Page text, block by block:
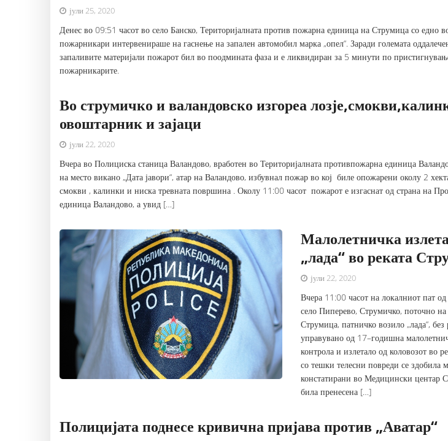
јули 25, 2020
Денес во 09:51 часот во село Банско, Територијалната против пожарна единица на Струмица со едно
пожарникари интервенираше на гаснење на запален автомобил марка „опел“. Заради големата
запаливите материјали пожарот бил во поодмината фаза и е ликвидиран за 5 минути по
пожарникарите.
Во струмичко и валандовско изгореа
овоштарник и зајаци
јули 22, 2020
Вчера во Полициска станица Валандово, вработен во Територијалната противпожарна единица
на место викано „Дата јавори“, атар на Валандово, избувнал пожар во кој биле опожарени околу 2
смокви , калинки и ниска тревната површина . Околу 11:00 часот пожарот е изгаснат од страна на
единица Валандово, а увид […]
Малолетничка
„лада“ во реката
јули 22, 2020
Вчера 11:00 часот на локалниот пат
село Пиперево, Струмичко, поточно
Струмица, патничко возило „лада“, без
управувано од 17–годишна
контрола и излетало од коловозот во
со тешки телесни повреди се здобила
констатирани во Медицински центар
била пренесена […]
Полицијата поднесе кривична пријава против „Аватар“